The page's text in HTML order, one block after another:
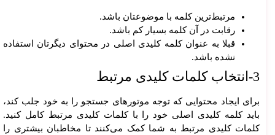
مرتبط‌ترین کلمه با موضوعتان باشد.
رقابت در آن کلمه بسیار کم باشد.
قبلا به عنوان کلمه کلیدی اصلی در محتوای دیگرتان استفاده
نشده باشد.
3-انتخاب کلمات کلیدی مرتبط
برای ایجاد محتوایی که توجه موتورهای جستجو را به خود جلب کند،
باید کلمه کلیدی اصلی خود را با کلمات کلیدی مرتبط کامل کنید.
کلمات کلیدی مرتبط به شما کمک می‌کنند تا مخاطبان بیشتری را